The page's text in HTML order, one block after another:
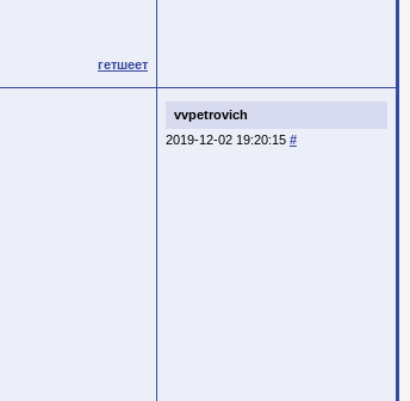
гетшеет
vvpetrovich
2019-12-02 19:20:15 #